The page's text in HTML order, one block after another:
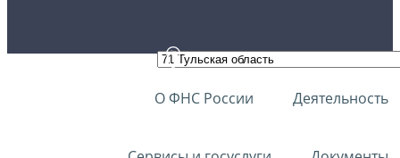
О ФНС России Деятельность